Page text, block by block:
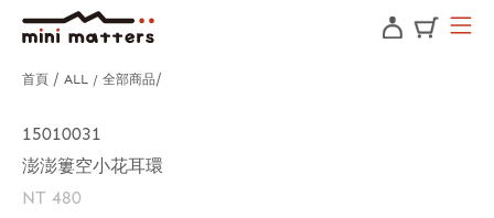
首頁 ALL / 全部商品
15010031
澎澎簍空小花耳環
NT 480